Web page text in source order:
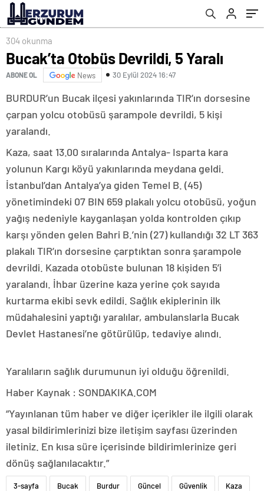
304 okunma
Bucak’ta Otobüs Devrildi, 5 Yaralı
ABONE OL News 30 Eylül 2024 16:47
BURDUR’un Bucak ilçesi yakınlarında TIR’ın dorsesine
çarpan yolcu otobüsü şarampole devrildi, 5 kişi
yaralandı.
Kaza, saat 13.00 sıralarında Antalya- Isparta kara
yolunun Kargı köyü yakınlarında meydana geldi.
İstanbul’dan Antalya’ya giden Temel B. (45)
yönetimindeki 07 BIN 659 plakalı yolcu otobüsü, yoğun
yağış nedeniyle kayganlaşan yolda kontrolden çıkıp
karşı yönden gelen Bahri B.’nin (27) kullandığı 32 LT 363
plakalı TIR’ın dorsesine çarptıktan sonra şarampole
devrildi. Kazada otobüste bulunan 18 kişiden 5’i
yaralandı. İhbar üzerine kaza yerine çok sayıda
kurtarma ekibi sevk edildi. Sağlık ekiplerinin ilk
müdahalesini yaptığı yaralılar, ambulanslarla Bucak
Devlet Hastanesi’ne götürülüp, tedaviye alındı.
Yaralıların sağlık durumunun iyi olduğu öğrenildi.
Haber Kaynak : SONDAKIKA.COM
“Yayınlanan tüm haber ve diğer içerikler ile ilgili olarak
yasal bildirimlerinizi bize iletişim sayfası üzerinden
iletiniz. En kısa süre içerisinde bildirimlerinize geri
dönüş sağlanılacaktır.”
3-sayfa Bucak Burdur Güncel Güvenlik Kaza